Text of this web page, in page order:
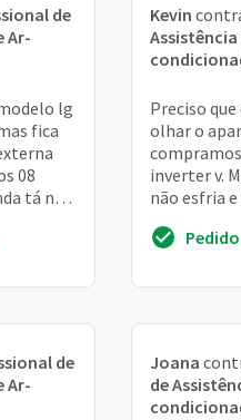
de
Ar-
lg
fica
08
tá na
Kevin
Assistência
Preciso
olhar o
inverter v.
não esfria e
barulh...
de
Ar-
Joana
de